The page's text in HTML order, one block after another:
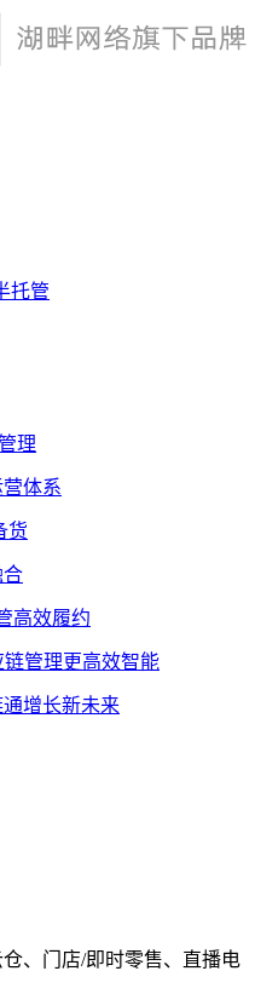
托管
理
体系
货
合
高效履约
管理更高效智能
增长新未来
、门店/即时零售、直播电